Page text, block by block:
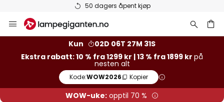
50 dagers åpent kjøp
Hopp
til
Kun
02D 06T 27M 31S
Ekstra rabatt: 10 % fra 1299 kr | 13 % fra 1899 kr på
nesten alt
Kode:WOW2026 Kopier
WOW-uke: opptil 70 %